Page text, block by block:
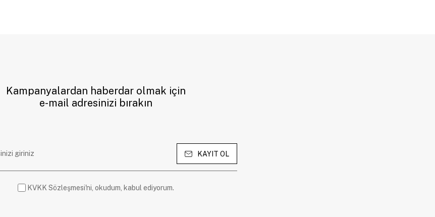
Kampanyalardan haberdar olmak için
e-mail adresinizi bırakın
KAYIT OL
KVKK Sözleşmesi'ni, okudum, kabul ediyorum.